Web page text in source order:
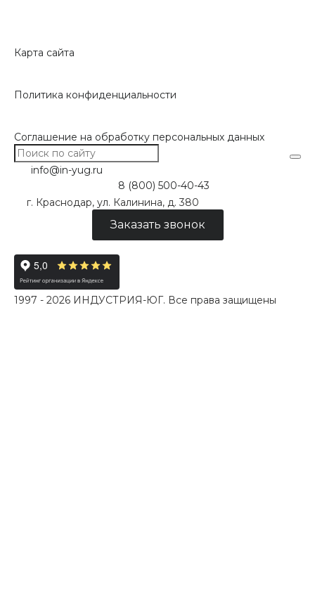
Карта сайта
Политика конфиденциальности
Соглашение на обработку персональных данных
info@in-yug.ru
8 (800) 500-40-43
г. Краснодар, ул. Калинина, д. 380
Заказать звонок
1997 - 2026 ИНДУСТРИЯ-ЮГ. Все права защищены